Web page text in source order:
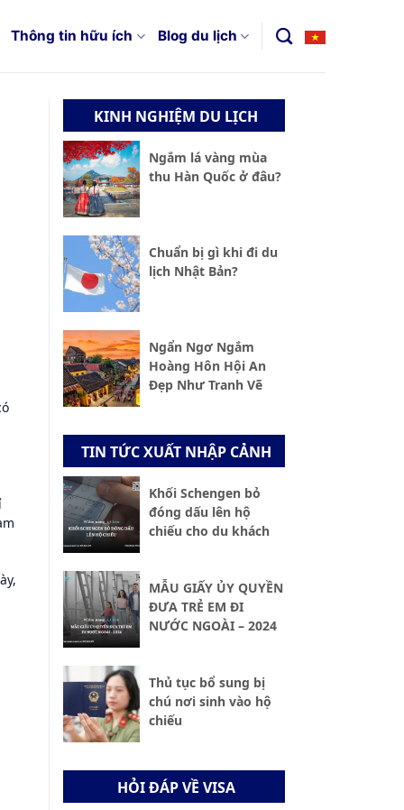
Thông tin hữu ích Blog du lịch
KINH NGHIỆM DU LỊCH
Ngắm lá vàng mùa
thu Hàn Quốc ở đâu?
Chuẩn bị gì khi đi du
lịch Nhật Bản?
Ngẩn Ngơ Ngắm
Hoàng Hôn Hội An
Đẹp Như Tranh Vẽ
TIN TỨC XUẤT NHẬP CẢNH
Khối Schengen bỏ
đóng dấu lên hộ
chiếu cho du khách
MẪU GIẤY ỦY QUYỀN
ĐƯA TRẺ EM ĐI
NƯỚC NGOÀI – 2024
Thủ tục bổ sung bị
chú nơi sinh vào hộ
chiếu
HỎI ĐÁP VỀ VISA